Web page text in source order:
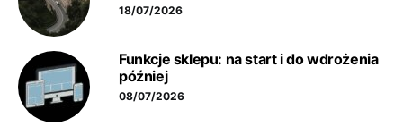
18/07/2026
Funkcje sklepu: na start i do wdrożenia
później
08/07/2026